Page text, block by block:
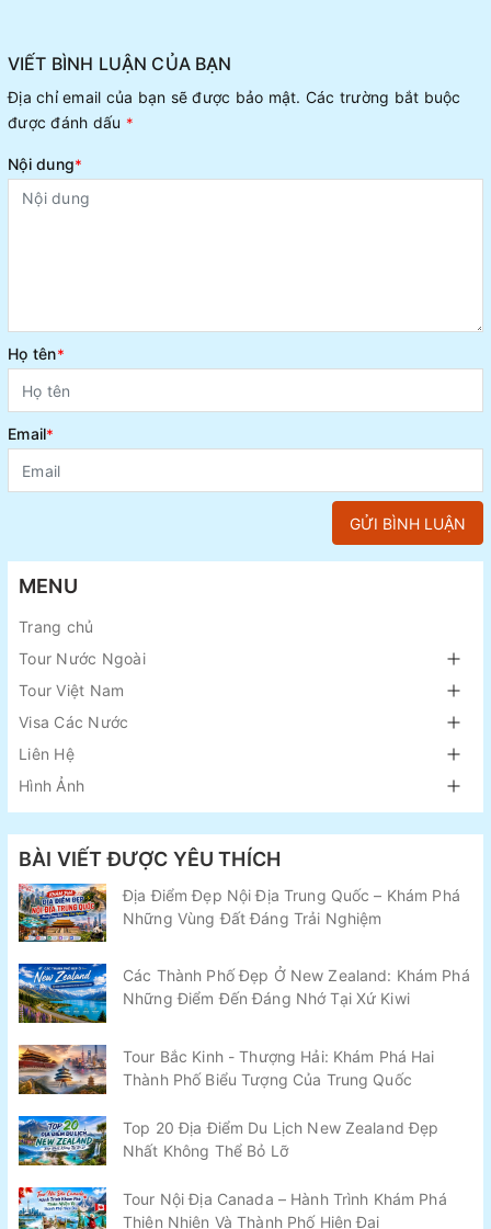
VIẾT BÌNH LUẬN CỦA BẠN
Địa chỉ email của bạn sẽ được bảo mật. Các trường bắt buộc
được đánh dấu *
Nội dung*
Họ tên*
Email*
GỬI BÌNH LUẬN
MENU
Trang chủ
Tour Nước Ngoài
Tour Việt Nam
Visa Các Nước
Liên Hệ
Hình Ảnh
BÀI VIẾT ĐƯỢC YÊU THÍCH
Địa Điểm Đẹp Nội Địa Trung Quốc – Khám Phá
Những Vùng Đất Đáng Trải Nghiệm
Các Thành Phố Đẹp Ở New Zealand: Khám Phá
Những Điểm Đến Đáng Nhớ Tại Xứ Kiwi
Tour Bắc Kinh - Thượng Hải: Khám Phá Hai
Thành Phố Biểu Tượng Của Trung Quốc
Top 20 Địa Điểm Du Lịch New Zealand Đẹp
Nhất Không Thể Bỏ Lỡ
Tour Nội Địa Canada – Hành Trình Khám Phá
Thiên Nhiên Và Thành Phố Hiện Đại